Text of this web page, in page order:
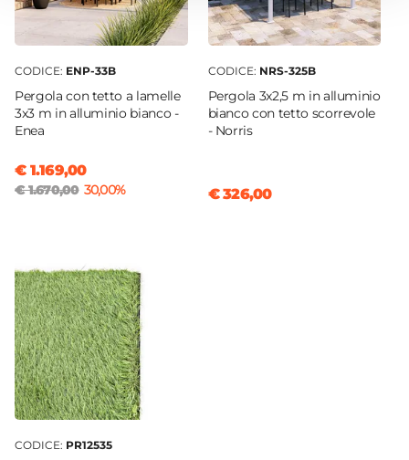
CODICE: ENP-33B
Pergola con tetto a lamelle
3x3 m in alluminio bianco -
Enea
€ 1.169,00
€ 1.670,00 30,00%
CODICE: NRS-325B
Pergola 3x2,5 m in alluminio
bianco con tetto scorrevole
- Norris
€ 326,00
CODICE: PR12535